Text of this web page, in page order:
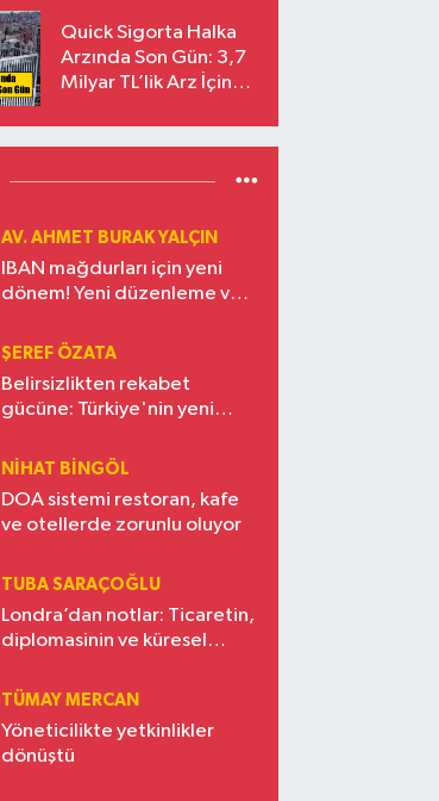
Quick Sigorta Halka
Arzında Son Gün: 3,7
Milyar TL’lik Arz İçin
Eriyor
AV. AHMET BURAK YALÇIN
IBAN mağdurları için yeni
dönem! Yeni düzenleme ve
ŞEREF ÖZATA
Belirsizlikten rekabet
gücüne: Türkiye'nin yeni
NIHAT BINGÖL
DOA sistemi restoran, kafe
ve otellerde zorunlu oluyor
TUBA SARAÇOĞLU
Londra’dan notlar: Ticaretin,
diplomasinin ve küresel
Türkiye’nin yükselen gücü
TÜMAY MERCAN
Yöneticilikte yetkinlikler
dönüştü